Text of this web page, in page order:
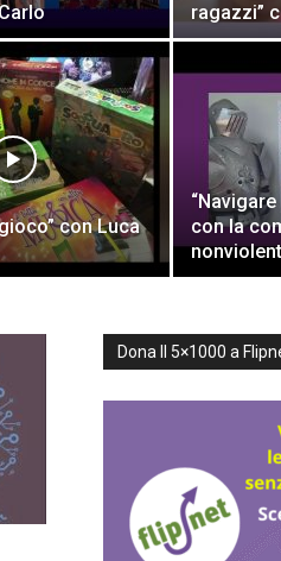
ragazzi”
con Luca
con la
Dona Il 5×1000 a